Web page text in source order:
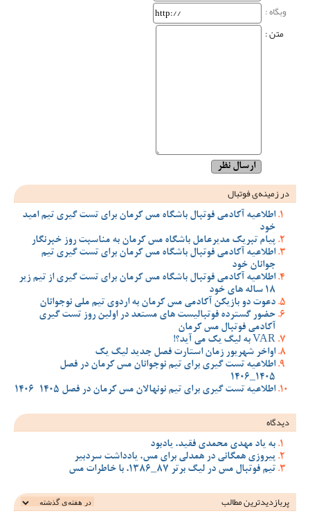
وبگاه‌ :
متن :
در زمینه‌ی فوتبال
اطلاعیه آکادمی فوتبال باشگاه مس کرمان برای تست گیری تیم امید
خود
پیام تبریک مدیرعامل باشگاه مس کرمان به مناسبت روز خبرنگار
اطلاعیه آکادمی فوتبال باشگاه مس کرمان برای تست گیری تیم
جوانان خود
اطلاعیه آکادمی فوتبال باشگاه مس کرمان برای تست گیری از تیم زیر
18 ساله های خود
دعوت دو بازیکن آکادمی مس کرمان به اردوی تیم ملی نوجوانان
حضور گسترده فوتبالیست های مستعد در اولین روز تست گیری
آکادمی فوتبال مس کرمان
VAR به لیگ یک می آید؟!
اواخر شهریور زمان استارت فصل جدید لیگ یک
اطلاعیه تست گیری برای تیم نوجوانان مس کرمان در فصل
1405_1406
اطلاعیه تست گیری برای تیم نونهالان مس کرمان در فصل 1405-1406
دیدگاه
به یاد مهدی محمدی فقید، یادبود
پیروزی همگانی در همدلی برای مس، یادداشت سردبیر
تیم فوتبال مس در لیگ برتر 87_1386، با خاطرات مس
پربازدیدترین‌ مطالب